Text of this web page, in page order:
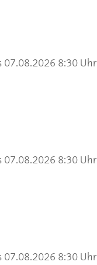
07.08.2026 8:30 Uhr
07.08.2026 8:30 Uhr
07.08.2026 8:30 Uhr